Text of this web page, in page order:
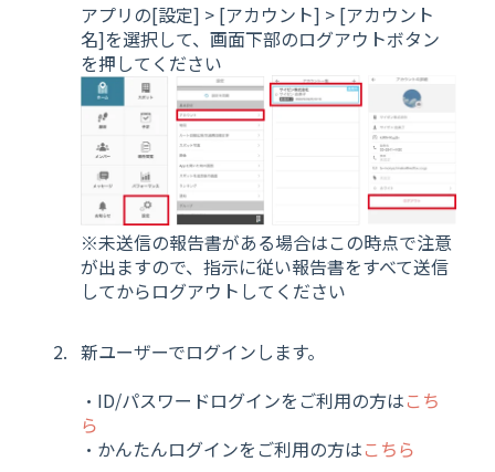
アプリの[設定] > [アカウント] > [アカウント
名]を選択して、画面下部のログアウトボタン
を押してください
※未送信の報告書がある場合はこの時点で注意
が出ますので、指示に従い報告書をすべて送信
してからログアウトしてください
新ユーザーでログインします。
・ID/パスワードログインをご利用の方はこち
ら
・かんたんログインをご利用の方はこちら